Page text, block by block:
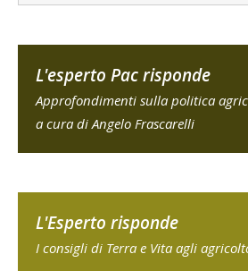
L'esperto Pac risponde
Approfondimenti sulla politica
a cura di Angelo Frascarelli
L'Esperto risponde
I consigli di Terra e Vita agli